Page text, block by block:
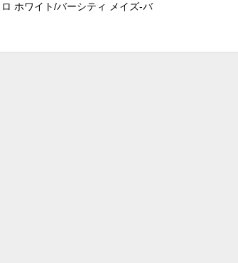
ホワイト/バーシティ メイズ-バ